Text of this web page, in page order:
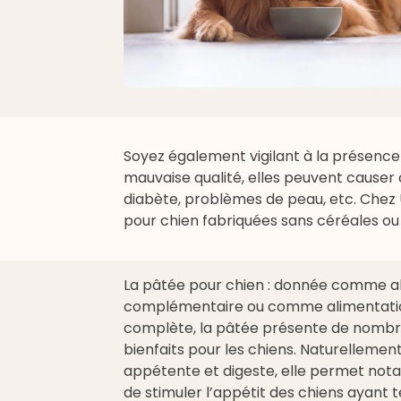
Soyez également vigilant à la
mauvaise qualité, elles peuvent
diabète, problèmes de peau, etc.
pour chien fabriquées sans céréales
La pâtée pour chien: donnée comme
complémentaire ou comme
complète, la pâtée présente de
bienfaits pour les chiens.
appétente et digeste, elle permet
de stimuler l’appétit des chiens ayant